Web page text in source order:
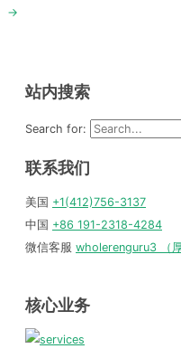
→
站内搜索
Search for:
联系我们
美国 +1(412)756-3137
中国 +86 191-2318-4284
微信客服 wholerenguru3 （
核心业务